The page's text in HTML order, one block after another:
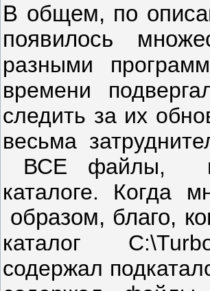
В общем, по
появилось
разными
времени
следить за их
весьма
ВСЕ файлы,
каталоге. Когда
образом, благо,
каталог
содержал